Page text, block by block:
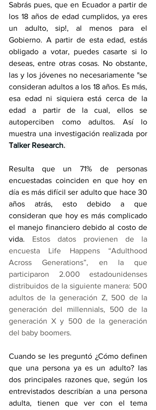
Sabrás pues, que en Ecuador a partir de
los 18 años de edad cumplidos, ya eres
un adulto, sip!, al menos para el
Gobierno. A partir de esta edad, estás
obligado a votar, puedes casarte si lo
deseas, entre otras cosas. No obstante,
las y los jóvenes no necesariamente "se
consideran adultos a los 18 años. Es más,
esa edad ni siquiera está cerca de la
edad a partir de la cual, ellos se
autoperciben como adultos. Así lo
Talker Research.
Resulta que un 71% de personas
encuestadas coinciden en que hoy en
día es más difícil ser adulto que hace 30
años atrás, esto debido a que
consideran que hoy es más complicado
el manejo financiero debido al costo de
vida. Estos datos provienen de la
encuesta Life Happens “Adulthood
Across Generations”, en la que
participaron 2.000 estadounidenses
distribuidos de la siguiente manera: 500
adultos de la generación Z, 500 de la
generación del millennials, 500 de la
generación X y 500 de la generación
del baby boomers.
Cuando se les preguntó ¿Cómo definen
que una persona ya es un adulto? las
dos principales razones que, según los
entrevistados describían a una persona
adulta, tienen que ver con el tema